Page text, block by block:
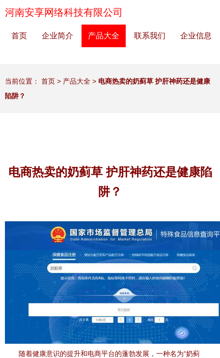
河南安享网络科技有限公司
首页 企业简介 产品大全 联系我们 企业信息
当前位置： 首页 > 产品大全 > 电商热卖的奶蓟草 护肝神药还是健康
陷阱？
电商热卖的奶蓟草 护肝神药还是健康陷
阱？
随着健康意识的提升和电商平台的蓬勃发展，一种名为“奶蓟